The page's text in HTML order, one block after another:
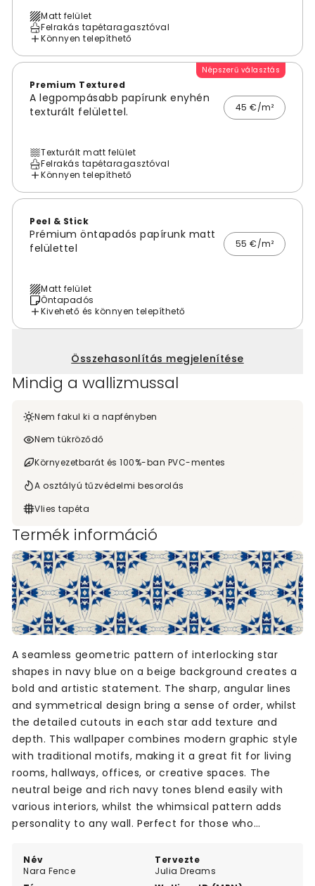
Matt felület
Felrakás tapétaragasztóval
Könnyen telepíthető
Népszerű választás
Premium Textured
A legpompásabb papírunk enyhén
texturált felülettel.
45 €/m²
Texturált matt felület
Felrakás tapétaragasztóval
Könnyen telepíthető
Peel & Stick
Prémium öntapadós papírunk matt
felülettel
55 €/m²
Matt felület
Öntapadós
Kivehető és könnyen telepíthető
Összehasonlítás megjelenítése
Mindig a wallizmussal
Nem fakul ki a napfényben
Nem tükröződő
Környezetbarát és 100%-ban PVC-mentes
A osztályú tűzvédelmi besorolás
Vlies tapéta
Termék információ
Név
Nara Fence
Tervezte
Julia Dreams
A seamless geometric pattern of interlocking star
shapes in navy blue on a beige background creates a
bold and artistic statement. The sharp, angular lines
and symmetrical design bring a sense of order, whilst
the detailed cutouts in each star add texture and
depth. This wallpaper combines modern graphic style
with traditional motifs, making it a great fit for living
rooms, hallways, offices, or creative spaces. The
neutral beige and rich navy tones blend easily with
various interiors, whilst the whimsical pattern adds
personality to any wall. Perfect for those who